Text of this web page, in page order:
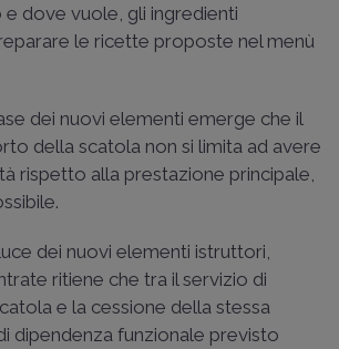
e dove vuole, gli ingredienti
le ricette proposte nel menù
dei nuovi elementi emerge che il
della scatola non si limita ad avere
rispetto alla prestazione principale,
dei nuovi elementi istruttori,
ritiene che tra il servizio di
e la cessione della stessa
dipendenza funzionale previsto